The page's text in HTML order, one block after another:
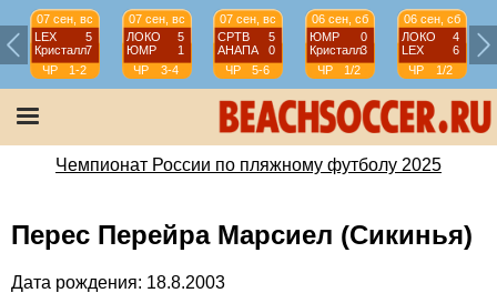
07 сен, вс
LEX
5
Кристалл7
ЧР
1-2
07 сен, вс
ЛОКО
5
ЮМР
1
ЧР
3-4
07 сен, вс
СРТВ
5
АНАПА
0
ЧР
5-6
06 сен, сб
ЮМР
0
Кристалл3
ЧР
1/2
06 сен, сб
ЛОКО
4
LEX
6
ЧР
1/2
Чемпионат России по пляжному футболу 2025
Перес Перейра Марсиел (Сикинья)
Дата рождения: 18.8.2003